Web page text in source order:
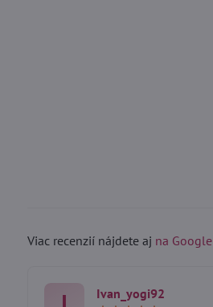
Viac recenzií nájdete aj na Google
Ivan_yogi92